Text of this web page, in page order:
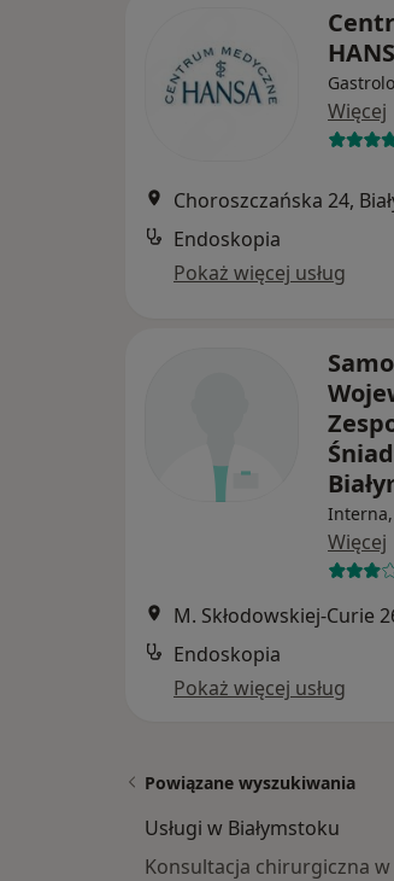
Więcej
Choroszczańska 24,
Endoskopia
Pokaż więcej usług
Więcej
M. Skłodowskiej-Curie
Endoskopia
Pokaż więcej usług
Powiązane wyszukiwania
Usługi w Białymstoku
Konsultacja chirurgiczna w